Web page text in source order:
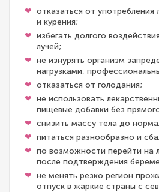
отказаться от употребления
и курения;
избегать долгого
лучей;
не изнурять организм
нагрузками,
отказаться от голодания;
не использовать
пищевые добавки без
снизить массу тела до
питаться разнообразно и
по возможности перейти на
после подтверждения
не менять резко регион
отпуск в жаркие страны с